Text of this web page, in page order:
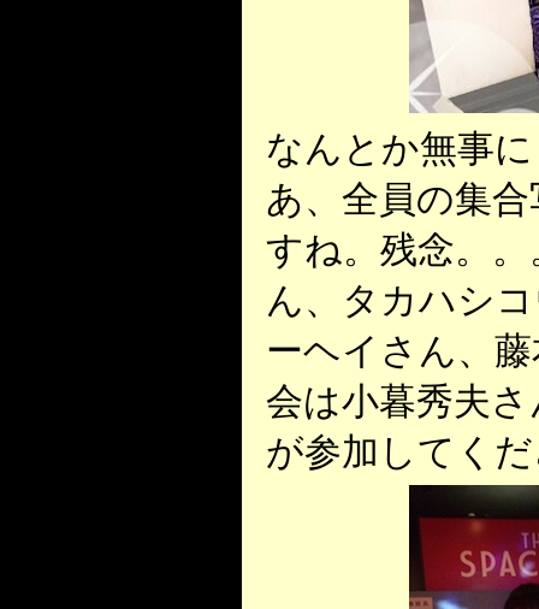
なんとか無事
あ、全員の集
すね。残念。
ん、タカハシ
ーヘイさん、
会は小暮秀夫
が参加してく